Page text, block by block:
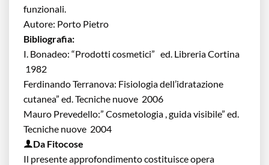
funzionali.
Autore: Porto Pietro
Bibliografia:
I. Bonadeo: “Prodotti cosmetici” ed. Libreria Cortina
1982
Ferdinando Terranova: Fisiologia dell’idratazione
cutanea” ed. Tecniche nuove 2006
Mauro Prevedello:” Cosmetologia , guida visibile” ed.
Tecniche nuove 2004
Da Fitocose
Il presente approfondimento costituisce opera